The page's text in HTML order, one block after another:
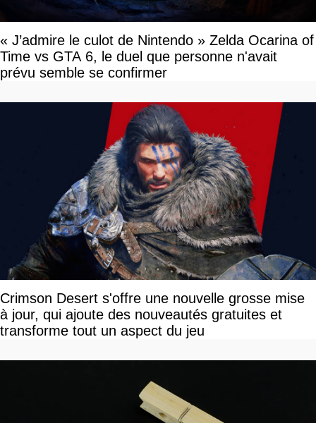
« J’admire le culot de Nintendo » Zelda Ocarina of
Time vs GTA 6, le duel que personne n'avait
prévu semble se confirmer
Crimson Desert s'offre une nouvelle grosse mise
à jour, qui ajoute des nouveautés gratuites et
transforme tout un aspect du jeu